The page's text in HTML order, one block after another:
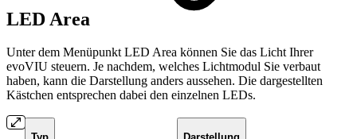
LED Area
Unter dem Menüpunkt LED Area können Sie das Licht Ihrer
evoVIU steuern. Je nachdem, welches Lichtmodul Sie verbaut
haben, kann die Darstellung anders aussehen. Die dargestellten
Kästchen entsprechen dabei den einzelnen LEDs.